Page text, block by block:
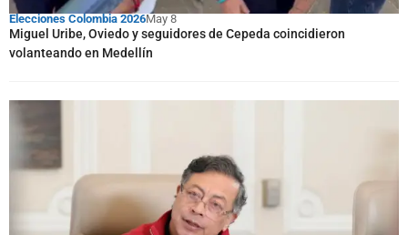
Elecciones Colombia 2026May 8
Miguel Uribe, Oviedo y seguidores de Cepeda coincidieron
volanteando en Medellín